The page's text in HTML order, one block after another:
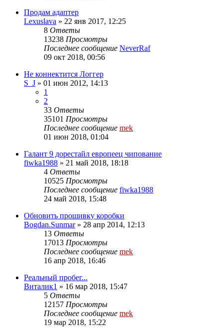
Продам адаптер
Lexuslava » 22 янв 2017, 12:25
8 Ответы
13238 Просмотры
Последнее сообщение NeverRaf
09 окт 2018, 00:56
Не коннектится Логгер
S_J » 01 июн 2012, 14:13
1
2
33 Ответы
35101 Просмотры
Последнее сообщение mek
01 июн 2018, 01:04
Галант 9 дорестайл европеец чипование
fiwka1988 » 21 май 2018, 18:18
4 Ответы
10525 Просмотры
Последнее сообщение fiwka1988
24 май 2018, 15:48
Обновить прошивку коробки
Bogdan.Sunmar» 28 апр 2014, 12:13
13 Ответы
17013 Просмотры
Последнее сообщение mek
16 апр 2018, 16:46
Реальный пробег...
Виталик1 » 16 мар 2018, 15:47
5 Ответы
12157 Просмотры
Последнее сообщение mek
19 мар 2018, 15:22